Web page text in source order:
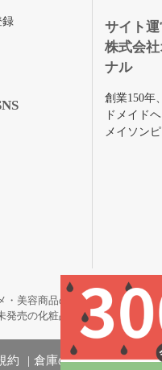
録
サイト
株式会
ナル
創業150年
ドメイド
メイソン
・美容商品の通販サイトです。
売の化粧品も取り揃えています
約 倉庫の管理体制